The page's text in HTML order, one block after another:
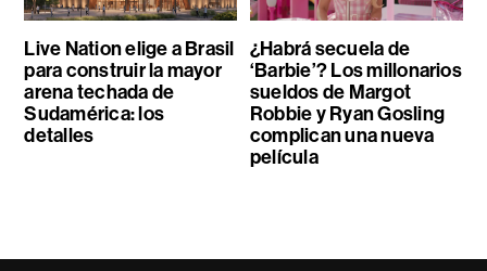
Live Nation elige a Brasil
para construir la mayor
arena techada de
Sudamérica: los
detalles
¿Habrá secuela de
‘Barbie’? Los millonarios
sueldos de Margot
Robbie y Ryan Gosling
complican una nueva
película